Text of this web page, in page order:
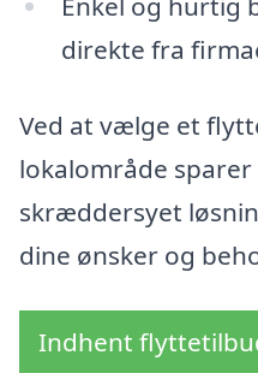
direkte fra
Ved at vælge et
lokalområde
skræddersyet
dine ønsker og
Indhent